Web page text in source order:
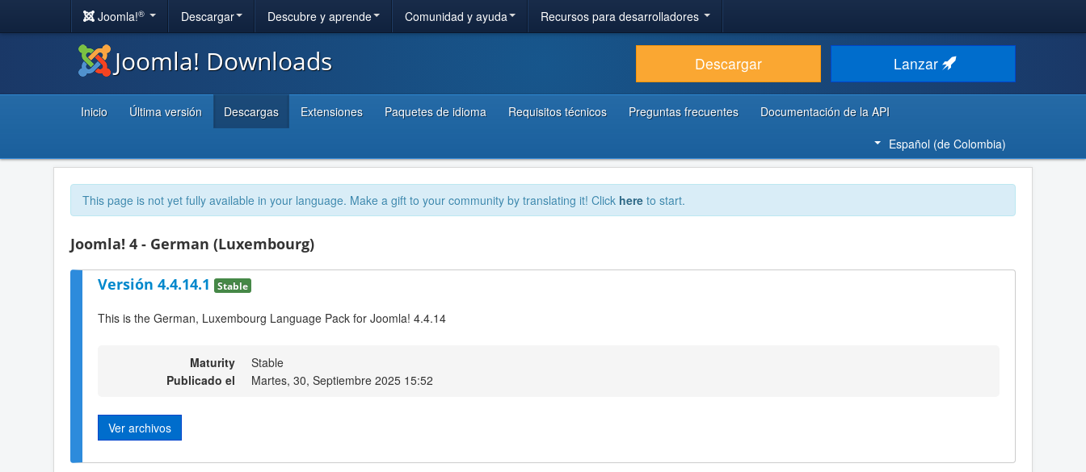
Joomla!® Descargar Descubre y aprende Comunidad y ayuda Recursos para desarrolladores
Joomla! Downloads Descargar Lanzar
Inicio Última versión Descargas Extensiones Paquetes de idioma Requisitos técnicos Preguntas frecuentes
Documentación de la API
Español (de Colombia)
This page is not yet fully available in your language. Make a gift to your community by translating it! Click here to start.
Joomla! 4 - German (Luxembourg)
Versión 4.4.14.1 Stable
This is the German, Luxembourg Language Pack for Joomla! 4.4.14
Maturity
Stable
Publicado el
Martes, 30, Septiembre 2025 15:52
Ver archivos